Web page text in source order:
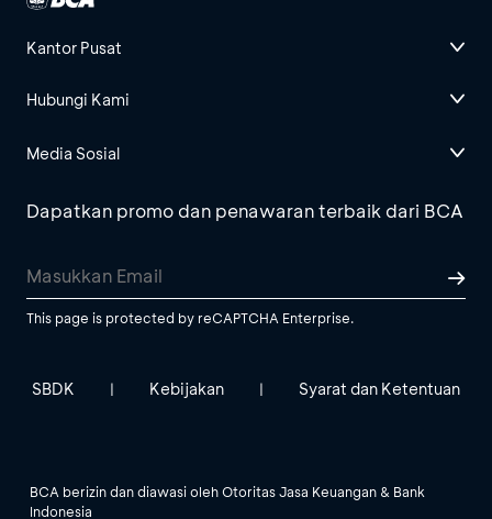
Kantor Pusat
Hubungi Kami
Media Sosial
Dapatkan promo dan penawaran terbaik dari BCA
This page is protected by reCAPTCHA Enterprise.
SBDK | Kebijakan | Syarat dan Ketentuan
BCA berizin dan diawasi oleh Otoritas Jasa Keuangan & Bank
Indonesia